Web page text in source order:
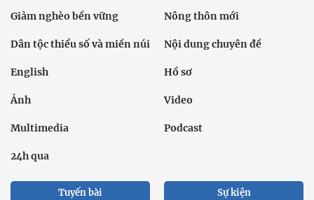
Giảm nghèo bền vững Nông thôn mới
Dân tộc thiểu số và miền núi Nội dung chuyên đề
English Hồ sơ
Ảnh Video
Multimedia Podcast
24h qua
Tuyến bài Sự kiện